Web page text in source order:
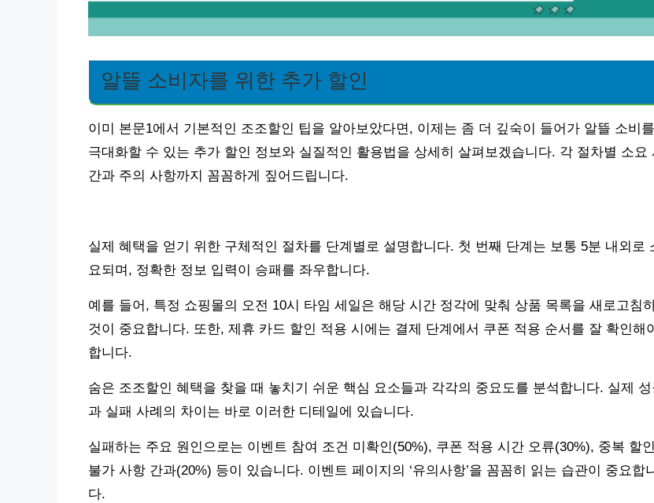
알뜰 소비자를 위한 추가 할인
이미 본문1에서 기본적인 조조할인 팁을 알아보았다면, 이제는 좀 더 깊숙이 들어가 알뜰 소비를
극대화할 수 있는 추가 할인 정보와 실질적인 활용법을 상세히 살펴보겠습니다. 각 절차별 소요
간과 주의 사항까지 꼼꼼하게 짚어드립니다.
실제 혜택을 얻기 위한 구체적인 절차를 단계별로 설명합니다. 첫 번째 단계는 보통 5분 내외로
요되며, 정확한 정보 입력이 승패를 좌우합니다.
예를 들어, 특정 쇼핑몰의 오전 10시 타임 세일은 해당 시간 정각에 맞춰 상품 목록을 새로고침
것이 중요합니다. 또한, 제휴 카드 할인 적용 시에는 결제 단계에서 쿠폰 적용 순서를 잘 확인해
합니다.
숨은 조조할인 혜택을 찾을 때 놓치기 쉬운 핵심 요소들과 각각의 중요도를 분석합니다. 실제 성
과 실패 사례의 차이는 바로 이러한 디테일에 있습니다.
실패하는 주요 원인으로는 이벤트 참여 조건 미확인(50%), 쿠폰 적용 시간 오류(30%), 중복 할인
불가 사항 간과(20%) 등이 있습니다. 이벤트 페이지의 ‘유의사항’을 꼼꼼히 읽는 습관이 중요합
다.